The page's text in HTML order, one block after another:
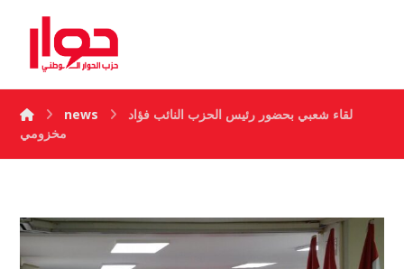
news
لقاء شعبي بحضور رئيس الحزب النائب فؤاد
مخزومي